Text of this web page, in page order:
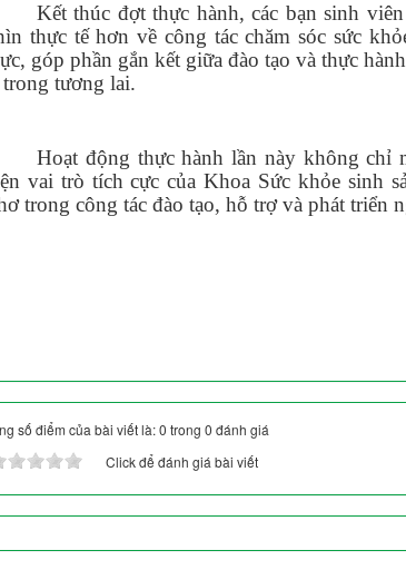
Kết thúc đợt thực hành, các bạn sinh
thực tế hơn về công tác chăm sóc sức
góp phần gắn kết giữa đào tạo và thực
trong tương lai.
Hoạt động thực hành lần này không chỉ
vai trò tích cực của Khoa Sức khỏe sinh
trong công tác đào tạo, hỗ trợ và phát triển
số điểm của bài viết là: 0 trong 0 đánh giá
Click để đánh giá bài viết